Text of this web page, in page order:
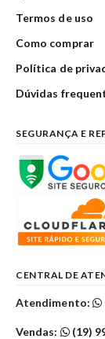
Termos de uso
Como comprar
Política de
Dúvidas
SEGURANÇA E
CENTRAL DE
Atendimento:
Vendas: (19)